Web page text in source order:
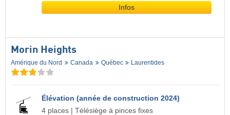
Infos
Morin Heights
Amérique du Nord Canada Québec Laurentides
Élévation (année de construction 2024)
4 places | Télésiège à pinces fixes